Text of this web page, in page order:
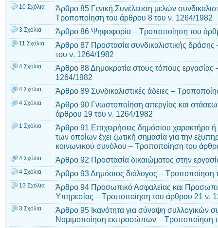
10 Σχόλια
Άρθρο 85 Γενική Συνέλευση μελών
Τροποποίηση του άρθρου 8 του ν. 1264/1982
3 Σχόλια Άρθρο 86 Ψηφοφορία – Τροποποίηση του
11 Σχόλια
Άρθρο 87 Προστασία συνδικαλιστικής
του ν. 1264/1982
4 Σχόλια
Άρθρο 88 Δημοκρατία στους τόπους
1264/1982
4 Σχόλια Άρθρο 89 Συνδικαλιστικές άδειες –
4 Σχόλια
Άρθρο 90 Γνωστοποίηση απεργίας και
άρθρου 19 του ν. 1264/1982
1 Σχόλιο
Άρθρο 91 Επιχειρήσεις δημόσιου χαρακτήρα ή
των οποίων έχει ζωτική σημασία για την
κοινωνικού συνόλου – Τροποποίηση του
4 Σχόλια Άρθρο 92 Προστασία δικαιώματος στην
4 Σχόλια Άρθρο 93 Δημόσιος διάλογος – Τροποποίηση
13 Σχόλια
Άρθρο 94 Προσωπικό Ασφαλείας και
Υπηρεσίας – Τροποποίηση του άρθρου 21 ν.
3 Σχόλια
Άρθρο 95 Ικανότητα για σύναψη συλλογικών
Νομιμοποίηση εκπροσώπων – Τροποποίηση